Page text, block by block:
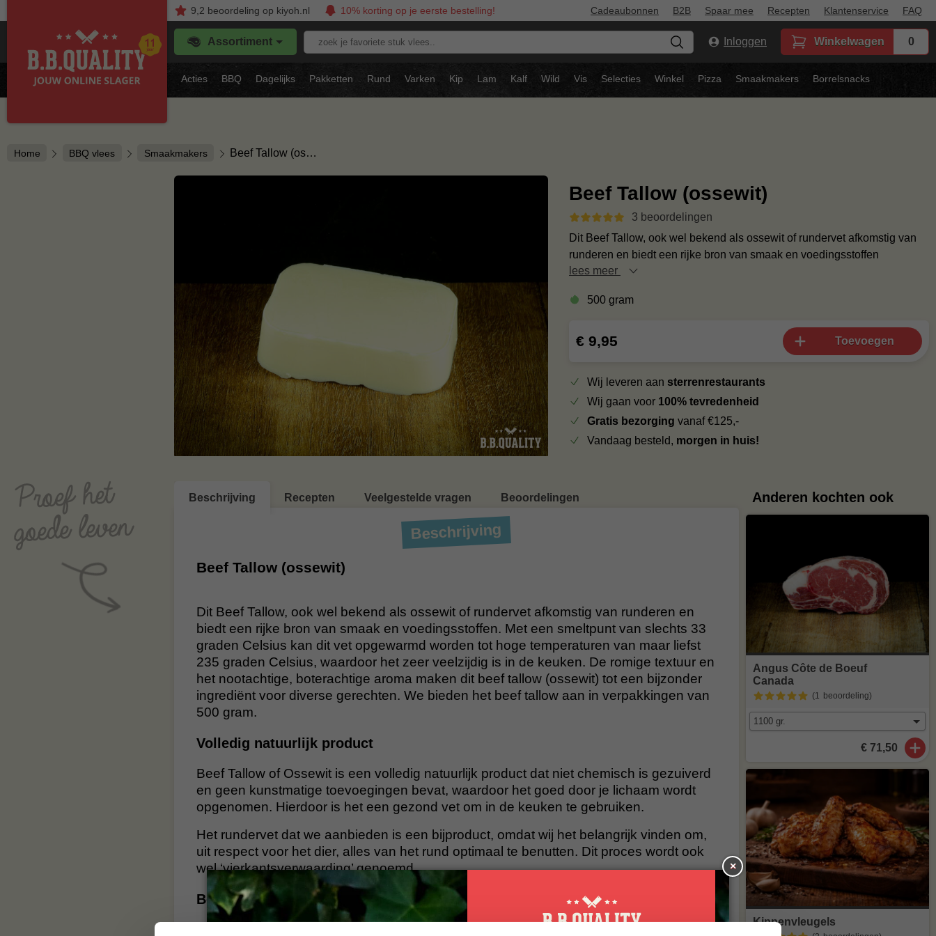
9,2 beoordelingop kiyoh.nl 10% korting op je eerste bestelling! Cadeaubonnen B2B Spaar mee Recepten Klantenservice FAQ
Assortiment
Zoek
stuk
vlees..
Inloggen Winkelwagen 0
Acties BBQ Dagelijks Pakketten Rund Varken Kip Lam Kalf Wild Vis Selecties Winkel Pizza Smaakmakers Borrelsnacks
Home BBQ vlees Smaakmakers Beef Tallow (os…
Beef Tallow (ossewit)
3 beoordelingen
Dit Beef Tallow, ook wel bekend als ossewit of rundervet afkomstig van
runderen en biedt een rijke bron van smaak en voedingsstoffen
lees meer
500 gram
€ 9,95 Toevoegen
Wij leveren aan sterrenrestaurants
Wij gaan voor 100% tevredenheid
Gratis bezorging vanaf €125,-
Vandaag besteld, morgen in huis!
Beschrijving Recepten Veelgestelde vragen Beoordelingen
Beschrijving
Beef Tallow (ossewit)
Dit Beef Tallow, ook wel bekend als ossewit of rundervet afkomstig van runderen en
biedt een rijke bron van smaak en voedingsstoffen. Met een smeltpunt van slechts 33
graden Celsius kan dit vet opgewarmd worden tot hoge temperaturen van maar liefst
235 graden Celsius, waardoor het zeer veelzijdig is in de keuken. De romige textuur en
het nootachtige, boterachtige aroma maken dit beef tallow (ossewit) tot een bijzonder
ingrediënt voor diverse gerechten. We bieden het beef tallow aan in verpakkingen van
500 gram.
Volledig natuurlijk product
Beef Tallow of Ossewit is een volledig natuurlijk product dat niet chemisch is gezuiverd
en geen kunstmatige toevoegingen bevat, waardoor het goed door je lichaam wordt
opgenomen. Hierdoor is het een gezond vet om in de keuken te gebruiken.
Het rundervet dat we aanbieden is een bijproduct, omdat wij het belangrijk vinden om,
uit respect voor het dier, alles van het rund optimaal te benutten. Dit proces wordt ook
wel ‘vierkantsverwaarding’ genoemd.
Bouillons en stoofschotels
Anderen kochten ook
Angus Côte de Boeuf
Canada
(1 beoordeling)
€ 71,50
Kippenvleugels
×